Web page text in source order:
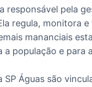
responsável pela
regula, monitora
mananciais
a população e para
SP Águas são